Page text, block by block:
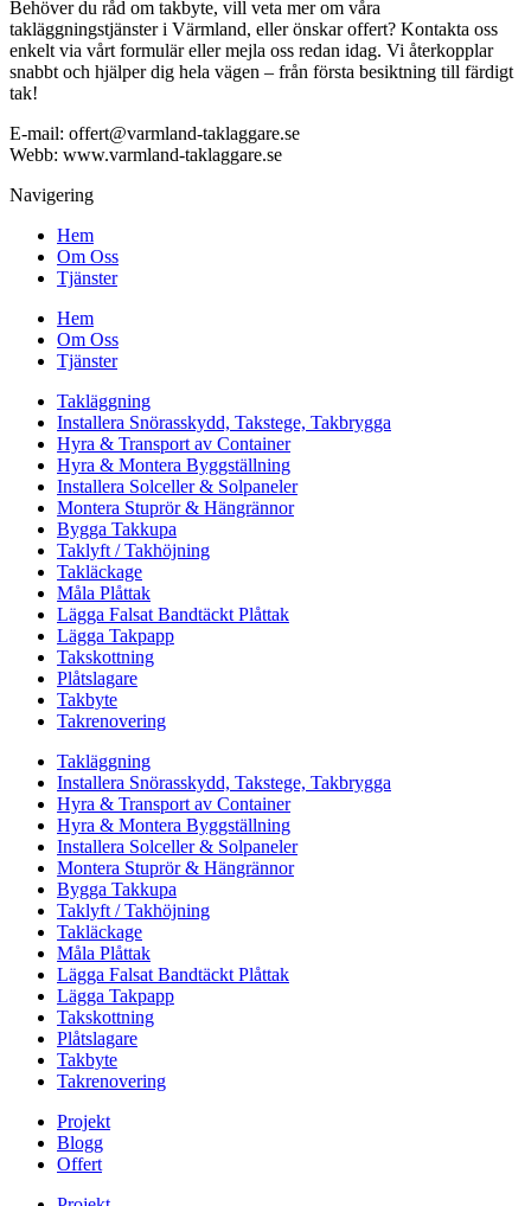
Behöver du råd om takbyte, vill veta mer om våra
takläggningstjänster i Värmland, eller önskar offert? Kontakta oss
enkelt via vårt formulär eller mejla oss redan idag. Vi återkopplar
snabbt och hjälper dig hela vägen – från första besiktning till färdigt
tak!
E-mail: offert@varmland-taklaggare.se
Webb: www.varmland-taklaggare.se
Navigering
Hem
Om Oss
Tjänster
Hem
Om Oss
Tjänster
Takläggning
Installera Snörasskydd, Takstege, Takbrygga
Hyra & Transport av Container
Hyra & Montera Byggställning
Installera Solceller & Solpaneler
Montera Stuprör & Hängrännor
Bygga Takkupa
Taklyft / Takhöjning
Takläckage
Måla Plåttak
Lägga Falsat Bandtäckt Plåttak
Lägga Takpapp
Takskottning
Plåtslagare
Takbyte
Takrenovering
Takläggning
Installera Snörasskydd, Takstege, Takbrygga
Hyra & Transport av Container
Hyra & Montera Byggställning
Installera Solceller & Solpaneler
Montera Stuprör & Hängrännor
Bygga Takkupa
Taklyft / Takhöjning
Takläckage
Måla Plåttak
Lägga Falsat Bandtäckt Plåttak
Lägga Takpapp
Takskottning
Plåtslagare
Takbyte
Takrenovering
Projekt
Blogg
Offert